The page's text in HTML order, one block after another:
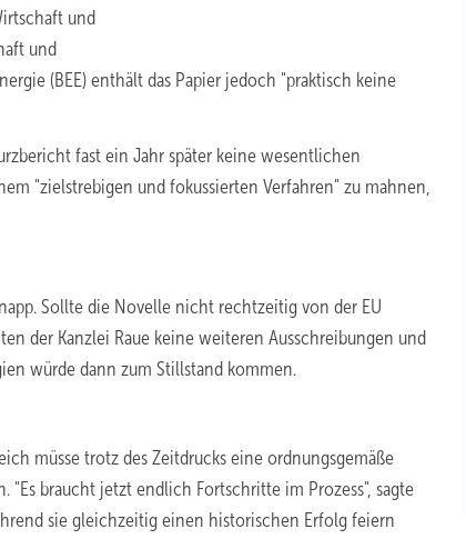
und
und
(BEE) enthält das Papier jedoch "praktisch keine
fast ein Jahr später keine wesentlichen
"zielstrebigen und fokussierten Verfahren" zu mahnen,
Sollte die Novelle nicht rechtzeitig von der EU
der Kanzlei Raue keine weiteren Ausschreibungen und
würde dann zum Stillstand kommen.
müsse trotz des Zeitdrucks eine ordnungsgemäße
"Es braucht jetzt endlich Fortschritte im Prozess", sagte
sie gleichzeitig einen historischen Erfolg feiern